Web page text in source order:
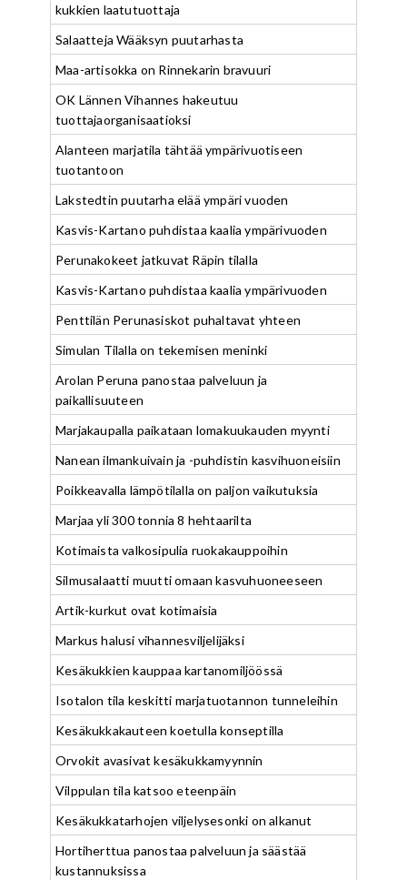
kukkien laatutuottaja
Salaatteja Wääksyn puutarhasta
Maa-artisokka on Rinnekarin bravuuri
OK Lännen Vihannes hakeutuu
tuottajaorganisaatioksi
Alanteen marjatila tähtää ympärivuotiseen
tuotantoon
Lakstedtin puutarha elää ympäri vuoden
Kasvis-Kartano puhdistaa kaalia ympärivuoden
Perunakokeet jatkuvat Räpin tilalla
Kasvis-Kartano puhdistaa kaalia ympärivuoden
Penttilän Perunasiskot puhaltavat yhteen
Simulan Tilalla on tekemisen meninki
Arolan Peruna panostaa palveluun ja
paikallisuuteen
Marjakaupalla paikataan lomakuukauden myynti
Nanean ilmankuivain ja -puhdistin kasvihuoneisiin
Poikkeavalla lämpötilalla on paljon vaikutuksia
Marjaa yli 300 tonnia 8 hehtaarilta
Kotimaista valkosipulia ruokakauppoihin
Silmusalaatti muutti omaan kasvuhuoneeseen
Artik-kurkut ovat kotimaisia
Markus halusi vihannesviljelijäksi
Kesäkukkien kauppaa kartanomiljöössä
Isotalon tila keskitti marjatuotannon tunneleihin
Kesäkukkakauteen koetulla konseptilla
Orvokit avasivat kesäkukkamyynnin
Vilppulan tila katsoo eteenpäin
Kesäkukkatarhojen viljelysesonki on alkanut
Hortiherttua panostaa palveluun ja säästää
kustannuksissa